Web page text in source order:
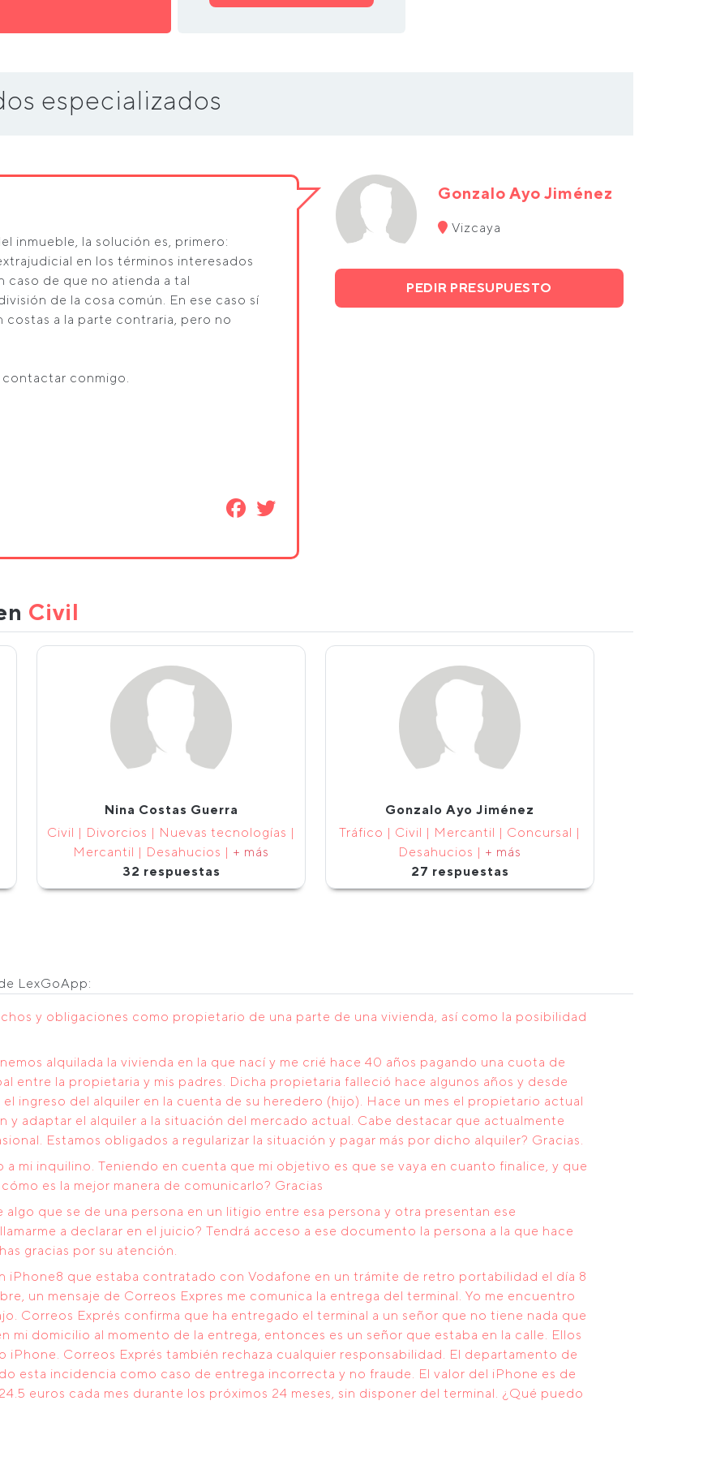
especializados
inmueble, la solución es, primero:
en los términos interesados
caso de que no atienda a tal
de la cosa común. En ese caso sí
a la parte contraria, pero no
contactar conmigo.
Gonzalo Ayo Jiménez
Vizcaya
PEDIR PRESUPUESTO
Civil
Nina Costas Guerra
Civil | Divorcios | Nuevas tecnologías |
Mercantil | Desahucios | + más
32 respuestas
Gonzalo Ayo Jiménez
Tráfico | Civil | Mercantil | Concursal |
Desahucios | + más
27 respuestas
LexGoApp:
y obligaciones como propietario de una parte de una vivienda, así como la posibilidad
alquilada la vivienda en la que nací y me crié hace 40 años pagando una cuota de
entre la propietaria y mis padres. Dicha propietaria falleció hace algunos años y desde
ingreso del alquiler en la cuenta de su heredero (hijo). Hace un mes el propietario actual
y adaptar el alquiler a la situación del mercado actual. Cabe destacar que actualmente
Estamos obligados a regularizar la situación y pagar más por dicho alquiler? Gracias.
mi inquilino. Teniendo en cuenta que mi objetivo es que se vaya en cuanto finalice, y que
es la mejor manera de comunicarlo? Gracias
que se de una persona en un litigio entre esa persona y otra presentan ese
a declarar en el juicio? Tendrá acceso a ese documento la persona a la que hace
gracias por su atención.
iPhone8 que estaba contratado con Vodafone en un trámite de retro portabilidad el día 8
un mensaje de Correos Expres me comunica la entrega del terminal. Yo me encuentro
Correos Exprés confirma que ha entregado el terminal a un señor que no tiene nada que
mi domicilio al momento de la entrega, entonces es un señor que estaba en la calle. Ellos
iPhone. Correos Exprés también rechaza cualquier responsabilidad. El departamento de
esta incidencia como caso de entrega incorrecta y no fraude. El valor del iPhone es de
euros cada mes durante los próximos 24 meses, sin disponer del terminal. ¿Qué puedo